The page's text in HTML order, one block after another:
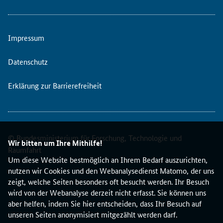
Wir bitten um Ihre Mithilfe!
Um diese Website bestmöglich an Ihrem Bedarf auszurichten,
nutzen wir Cookies und den Webanalysedienst Matomo, der uns
zeigt, welche Seiten besonders oft besucht werden. Ihr Besuch
wird von der Webanalyse derzeit nicht erfasst. Sie können uns
aber helfen, indem Sie hier entscheiden, dass Ihr Besuch auf
unseren Seiten anonymisiert mitgezählt werden darf.
.
Impressum
Datenschutz
Erklärung zur Barrierefreiheit
© Bundesministerium für Forschung, Technologie und
Raumfahrt